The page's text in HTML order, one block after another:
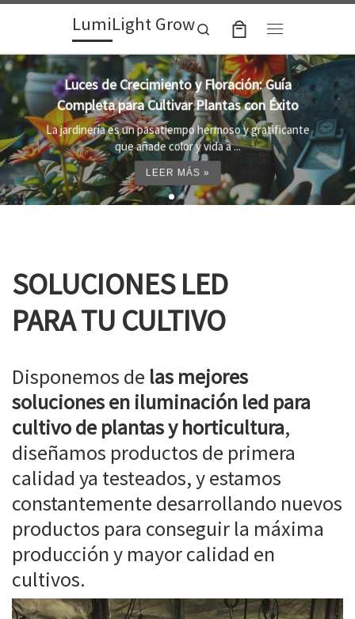
Skip to contentLumiLight Grow
Search
Lámparas para indoor: la clave para un
crecimiento óptimo de tus plantas
Al cultivar plantas en el interior, es importante
proporcionar el entorno adecuado ...
LEER MÁS »
SOLUCIONES LED
PARA TU CULTIVO
Disponemos de las mejores
soluciones en iluminación led para
cultivo de plantas y horticultura,
diseñamos productos de primera
calidad ya testeados, y estamos
constantemente desarrollando nuevos
productos para conseguir la máxima
producción y mayor calidad en
cultivos.